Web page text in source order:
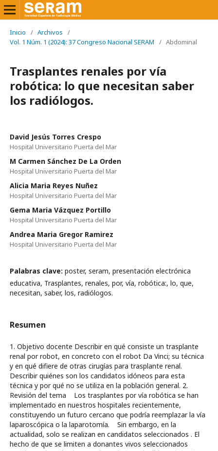
Inicio / Archivos
/
Vol. 1 Núm. 1 (2024): 37 Congreso Nacional SERAM
/ Abdominal
Trasplantes renales por vía
robótica: lo que necesitan saber
los radiólogos.
David Jesús Torres Crespo
Hospital Universitario Puerta del Mar
M Carmen Sánchez De La Orden
Hospital Universitario Puerta del Mar
Alicia Maria Reyes Nuñez
Hospital Universitario Puerta del Mar
Gema Maria Vázquez Portillo
Hospital Universitario Puerta del Mar
Andrea Maria Gregor Ramirez
Hospital Universitario Puerta del Mar
Palabras clave: poster, seram, presentación electrónica
educativa, Trasplantes, renales, por, vía, robótica:, lo, que,
necesitan, saber, los, radiólogos.
Resumen
1. Objetivo docente Describir en qué consiste un trasplante
renal por robot, en concreto con el robot Da Vinci; su técnica
y en qué difiere de otras cirugías para trasplante renal.
Describir quiénes son los candidatos idóneos para esta
técnica y por qué no se utiliza en la población general. 2.
Revisión del tema Los trasplantes por vía robótica se han
implementado en nuestros hospitales recientemente,
constituyendo un futuro cercano que podría reemplazar la vía
laparoscópica o la laparotomía. Sin embargo, en la
actualidad, solo se realizan en candidatos seleccionados . El
hecho de que se limiten a donantes vivos seleccionados